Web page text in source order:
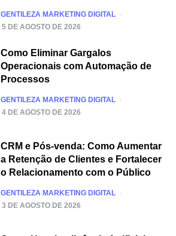
POSTED
GENTILEZA MARKETING DIGITAL
5 DE AGOSTO DE 2026
Como Eliminar Gargalos
Operacionais com Automação de
Processos
POSTED
GENTILEZA MARKETING DIGITAL
4 DE AGOSTO DE 2026
CRM e Pós-venda: Como Aumentar
a Retenção de Clientes e Fortalecer
o Relacionamento com o Público
POSTED
GENTILEZA MARKETING DIGITAL
3 DE AGOSTO DE 2026